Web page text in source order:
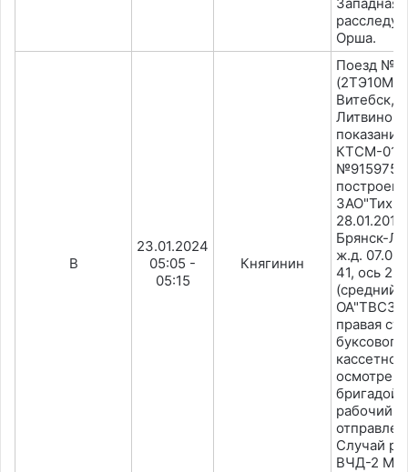
Орша.
В
23.01.2024
05:05 -
05:15
Княгинин
Поезд
Витебск,
КТСМ-
построен
Брянск-
ж.д.
41, ось 2
(средний
ОА"ТВС3"
правая
буксового
осмотре
бригадой
рабочий
Случай
ВЧД-2